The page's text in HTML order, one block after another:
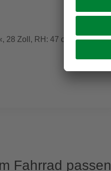
28 Zoll, RH: 47 cm, 7-Gang,
Fahrrad passen